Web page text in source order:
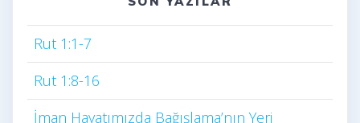
Rut 1:1-7
Rut 1:8-16
İman Hayatımızda Bağışlama’nın Yeri